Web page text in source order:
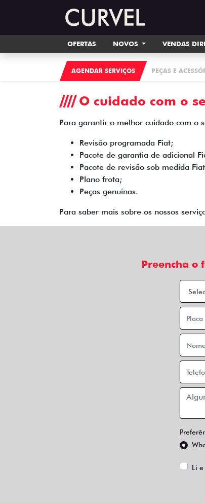
OFERTAS NOVOS VENDAS
AGENDAR SERVIÇOS PEÇAS E
O cuidado com o
Para garantir o melhor cuidado com o
Revisão programada Fiat;
Pacote de garantia de adicional
Pacote de revisão sob medida
Plano frota;
Peças genuínas.
Para saber mais sobre os nossos
Preencha o
Li